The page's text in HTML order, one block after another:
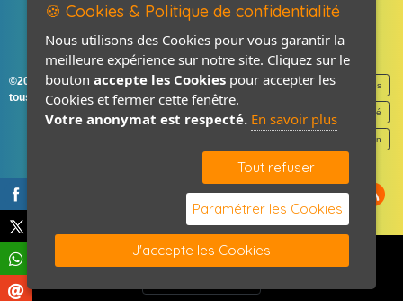
©2026-2027 France Accastillage
tous droits réservés
Mentions légales
Politique de confidentialité
Contact / Plan
🍪 Cookies & Politique de confidentialité
Nous utilisons des Cookies pour vous garantir la
meilleure expérience sur notre site. Cliquez sur le
bouton accepte les Cookies pour accepter les
Cookies et fermer cette fenêtre.
Votre anonymat est respecté. En savoir plus
Tout refuser
Paramétrer les Cookies
J'accepte les Cookies